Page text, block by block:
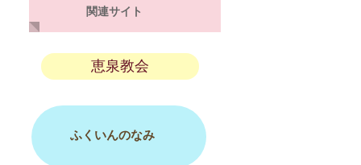
関連サイト
恵泉教会
ふくいんのなみ